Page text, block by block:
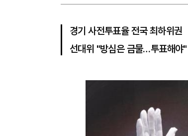
경기 사전투표율 전국 최하위권
선대위 "방심은 금물…투표해야"